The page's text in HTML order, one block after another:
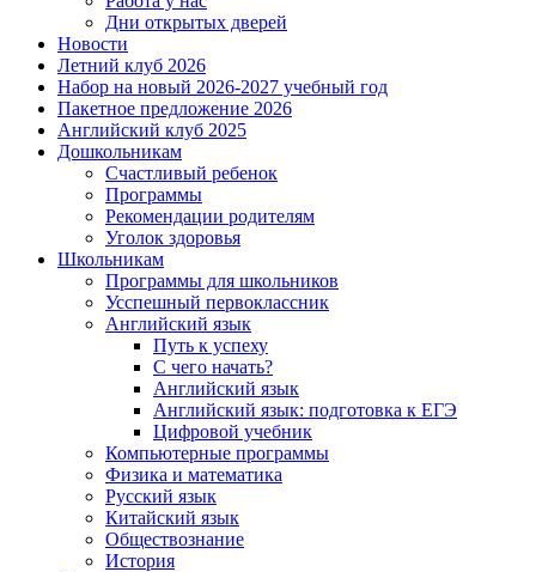
Дни открытых дверей
Новости
Летний клуб 2026
Набор на новый 2026-2027 учебный год
Пакетное предложение 2026
Английский клуб 2025
Дошкольникам
Счастливый ребенок
Программы
Рекомендации родителям
Уголок здоровья
Школьникам
Программы для школьников
Усспешный первоклассник
Английский язык
Путь к успеху
С чего начать?
Английский язык
Английский язык: подготовка к ЕГЭ
Цифровой учебник
Компьютерные программы
Физика и математика
Русский язык
Китайский язык
Обществознание
История